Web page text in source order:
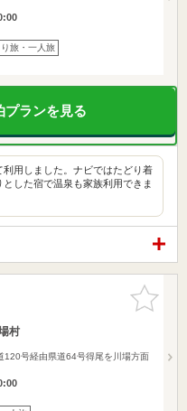
旅・一人旅
プランを見る
利用しました。ナビではたどり着
した宿で温泉も家族利用できま
お気に入
りに追加
村
120号経由県道64号得尾を川場方面